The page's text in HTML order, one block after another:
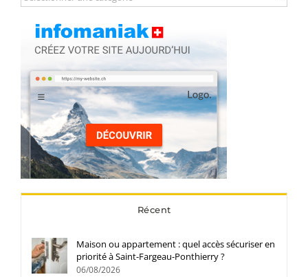
Récent
Maison ou appartement : quel accès sécuriser en
priorité à Saint-Fargeau-Ponthierry ?
06/08/2026